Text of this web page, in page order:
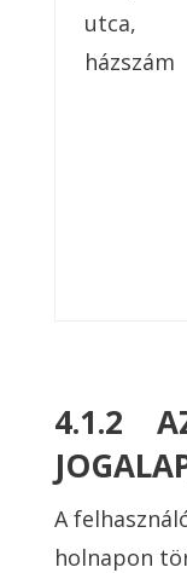
utca,
házszám
4.1.2
A
holnapon